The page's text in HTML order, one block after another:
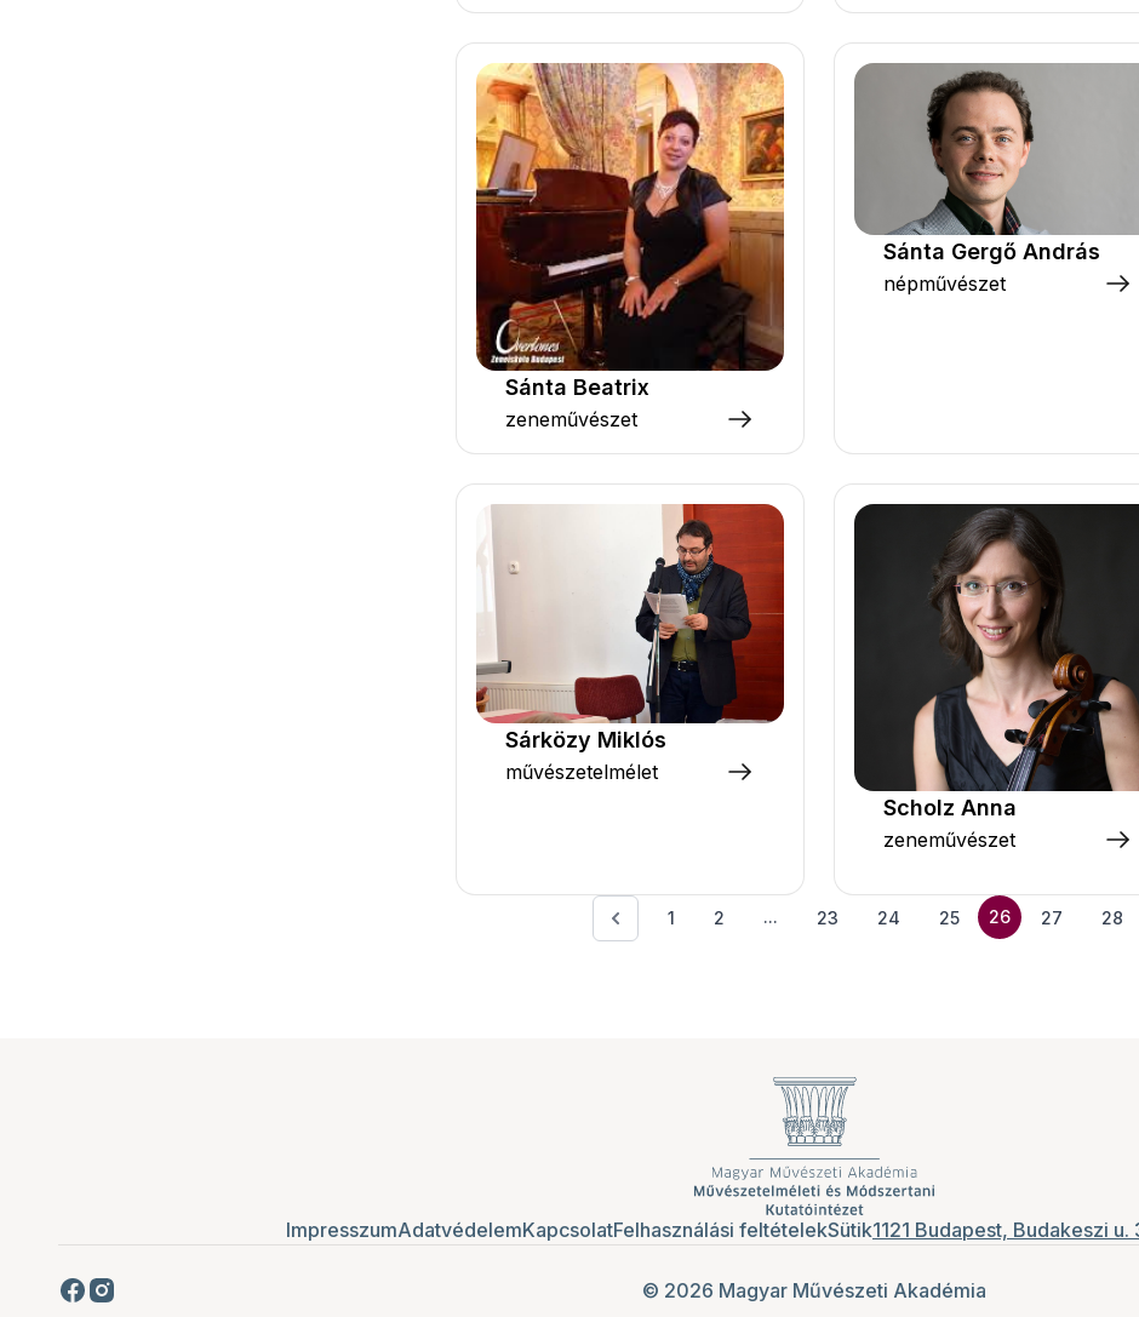
Sánta Beatrix
zeneművészet
Sánta Gergő András
népművészet
Sárközy Miklós
művészetelmélet
Scholz Anna
zeneművészet
1 2 ... 23 24 25 26 27 28
ImpresszumAdatvédelemKapcsolatFelhasználási feltételekSütik1121 Budapest, Budakeszi u.
© 2026 Magyar Művészeti Akadémia